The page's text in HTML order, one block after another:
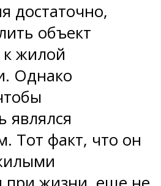
достаточно,
объект
к жилой
Однако
являлся
Тот факт, что он